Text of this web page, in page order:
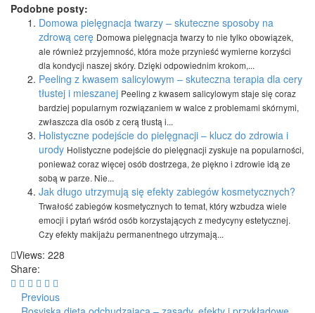
Podobne posty:
Domowa pielęgnacja twarzy – skuteczne sposoby na
zdrową cerę Domowa pielęgnacja twarzy to nie tylko obowiązek,
ale również przyjemność, która może przynieść wymierne korzyści
dla kondycji naszej skóry. Dzięki odpowiednim krokom,...
Peeling z kwasem salicylowym – skuteczna terapia dla cery
tłustej i mieszanej Peeling z kwasem salicylowym staje się coraz
bardziej popularnym rozwiązaniem w walce z problemami skórnymi,
zwłaszcza dla osób z cerą tłustą i...
Holistyczne podejście do pielęgnacji – klucz do zdrowia i
urody Holistyczne podejście do pielęgnacji zyskuje na popularności,
ponieważ coraz więcej osób dostrzega, że piękno i zdrowie idą ze
sobą w parze. Nie...
Jak długo utrzymują się efekty zabiegów kosmetycznych?
Trwałość zabiegów kosmetycznych to temat, który wzbudza wiele
emocji i pytań wśród osób korzystających z medycyny estetycznej.
Czy efekty makijażu permanentnego utrzymają...
Views: 228
Share:
Previous